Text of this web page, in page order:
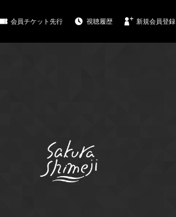
会員チケット先行 視聴履歴 新規会員登録